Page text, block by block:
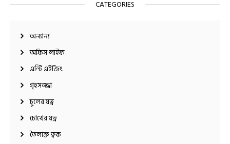
CATEGORIES
অন্যান্য
অফিস লাইফ
এন্টি এইজিং
গৃহসজ্জা
চুলের যত্ন
চোখের যত্ন
তৈলাক্ত ত্বক